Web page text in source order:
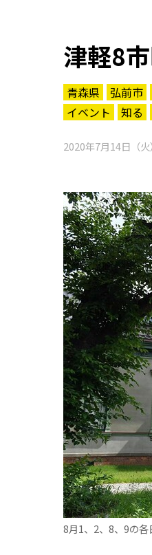
津軽8
青森県 弘前市
イベント
知る
2020年7月14日（火）
8月1、2、8、9の
パワースポット
まつり・イベント
おみやげ・特産
道の駅・産直
アウトドア・レジャー
ご当地グルメ